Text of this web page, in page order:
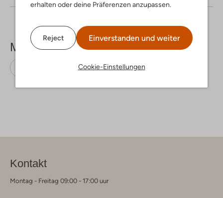
erhalten oder deine Präferenzen anzupassen.
Reject Einverstanden und weiter
Cookie-Einstellungen
Mehr sehen
Guess Viskose
Kontakt
Montag - Freitag 09:00 - 17:00 uur